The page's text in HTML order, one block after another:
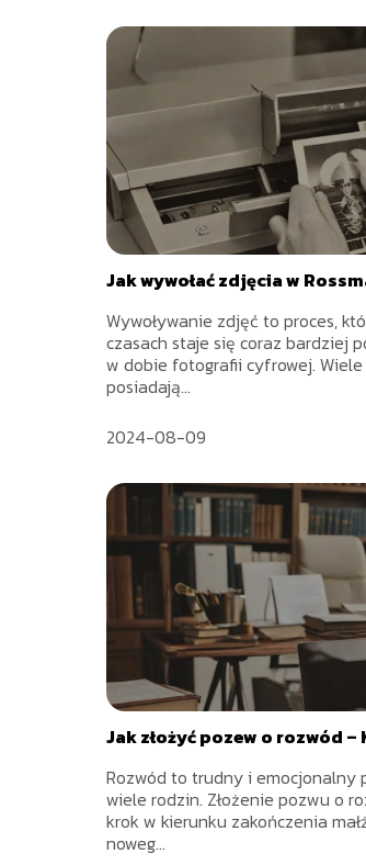
Jak wywołać zdjęcia w
Wywoływanie zdjęć to proces,
czasach staje się coraz bardziej
w dobie fotografii cyfrowej. Wiele
posiadają...
2024-08-09
Jak złożyć pozew o rozwód
Rozwód to trudny i emocjonalny
wiele rodzin. Złożenie pozwu o
krok w kierunku zakończenia
noweg...